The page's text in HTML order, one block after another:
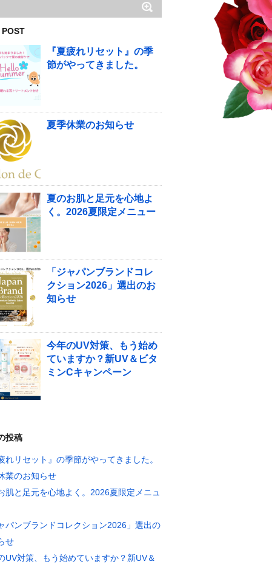
POST
『夏疲れリセット』の季
節がやってきました。
夏季休業のお知らせ
夏のお肌と足元を心地よ
く。2026夏限定メニュー
「ジャパンブランドコレ
クション2026」選出のお
知らせ
今年のUV対策、もう始め
ていますか？新UV＆ビタ
ミンCキャンペーン
投稿
れリセット』の季節がやってきました。
業のお知らせ
肌と足元を心地よく。2026夏限定メニュ
パンブランドコレクション2026」選出の
せ
UV対策、もう始めていますか？新UV＆